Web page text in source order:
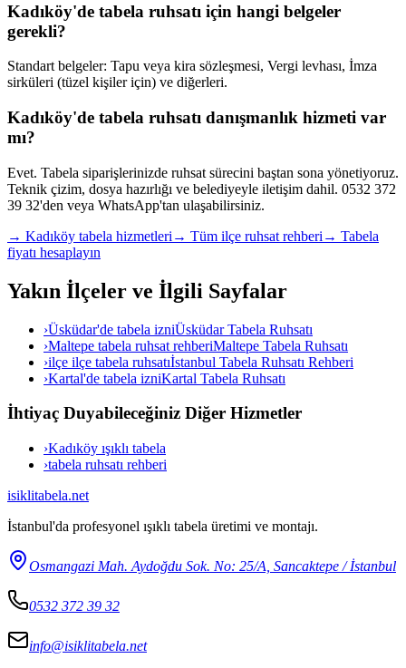
Kadıköy'de tabela ruhsatı için hangi belgeler
gerekli?
Standart belgeler: Tapu veya kira sözleşmesi, Vergi levhası, İmza
sirküleri (tüzel kişiler için) ve diğerleri.
Kadıköy'de tabela ruhsatı danışmanlık hizmeti var
mı?
Evet. Tabela siparişlerinizde ruhsat sürecini baştan sona yönetiyoruz.
Teknik çizim, dosya hazırlığı ve belediyeyle iletişim dahil. 0532 372
39 32'den veya WhatsApp'tan ulaşabilirsiniz.
→ Kadıköy tabela hizmetleri → Tüm ilçe ruhsat rehberi → Tabela
fiyatı hesaplayın
Yakın İlçeler ve İlgili Sayfalar
›Üsküdar'de tabela izniÜsküdar Tabela Ruhsatı
›Maltepe tabela ruhsat rehberiMaltepe Tabela Ruhsatı
›ilçe ilçe tabela ruhsatıİstanbul Tabela Ruhsatı Rehberi
›Kartal'de tabela izniKartal Tabela Ruhsatı
İhtiyaç Duyabileceğiniz Diğer Hizmetler
›Kadıköy ışıklı tabela
›tabela ruhsatı rehberi
isiklitabela.net
İstanbul'da profesyonel ışıklı tabela üretimi ve montajı.
Osmangazi Mah. Aydoğdu Sok. No: 25/A, Sancaktepe / İstanbul
0532 372 39 32
info@isiklitabela.net